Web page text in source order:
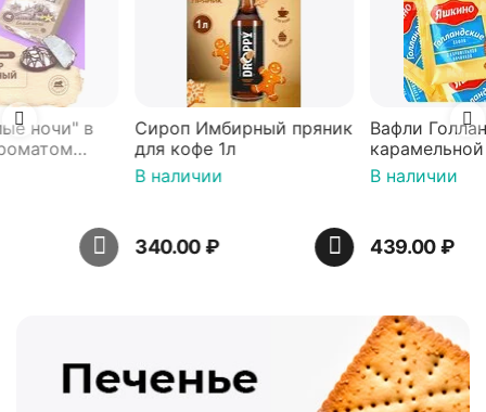
Сироп Имбирный пряник
для кофе 1л
340.00 ₽
Вафли Голландские с
карамельной начинкой
16 шт по 36 г ТМ Яшкино
439.00 ₽